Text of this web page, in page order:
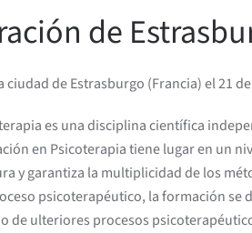
de
ciudad de Estrasburgo (Francia) el 21
es una disciplina científica
en Psicoterapia tiene lugar en un
y garantiza la multiplicidad de los
psicoterapéutico, la formación
de ulteriores procesos